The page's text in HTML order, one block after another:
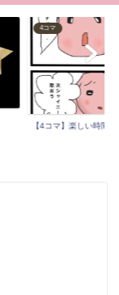
4コマ
【4コマ】楽しい時間